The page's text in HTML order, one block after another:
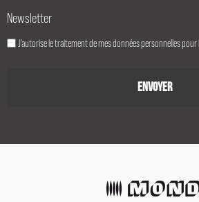
Newsletter
J’autorise le traitement de mes données personnelles